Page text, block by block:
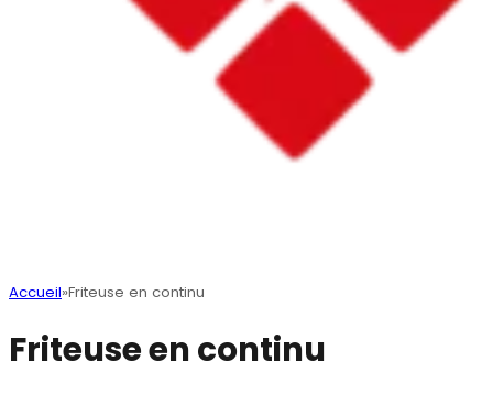
Accueil Friteuse en continu
Friteuse en continu